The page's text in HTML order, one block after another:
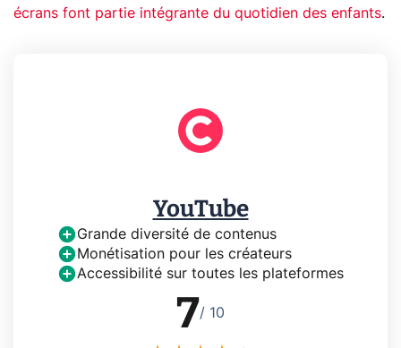
écrans font partie intégrante du quotidien des enfants.
YouTube
Grande diversité de contenus
Monétisation pour les créateurs
Accessibilité sur toutes les plateformes
7/ 10